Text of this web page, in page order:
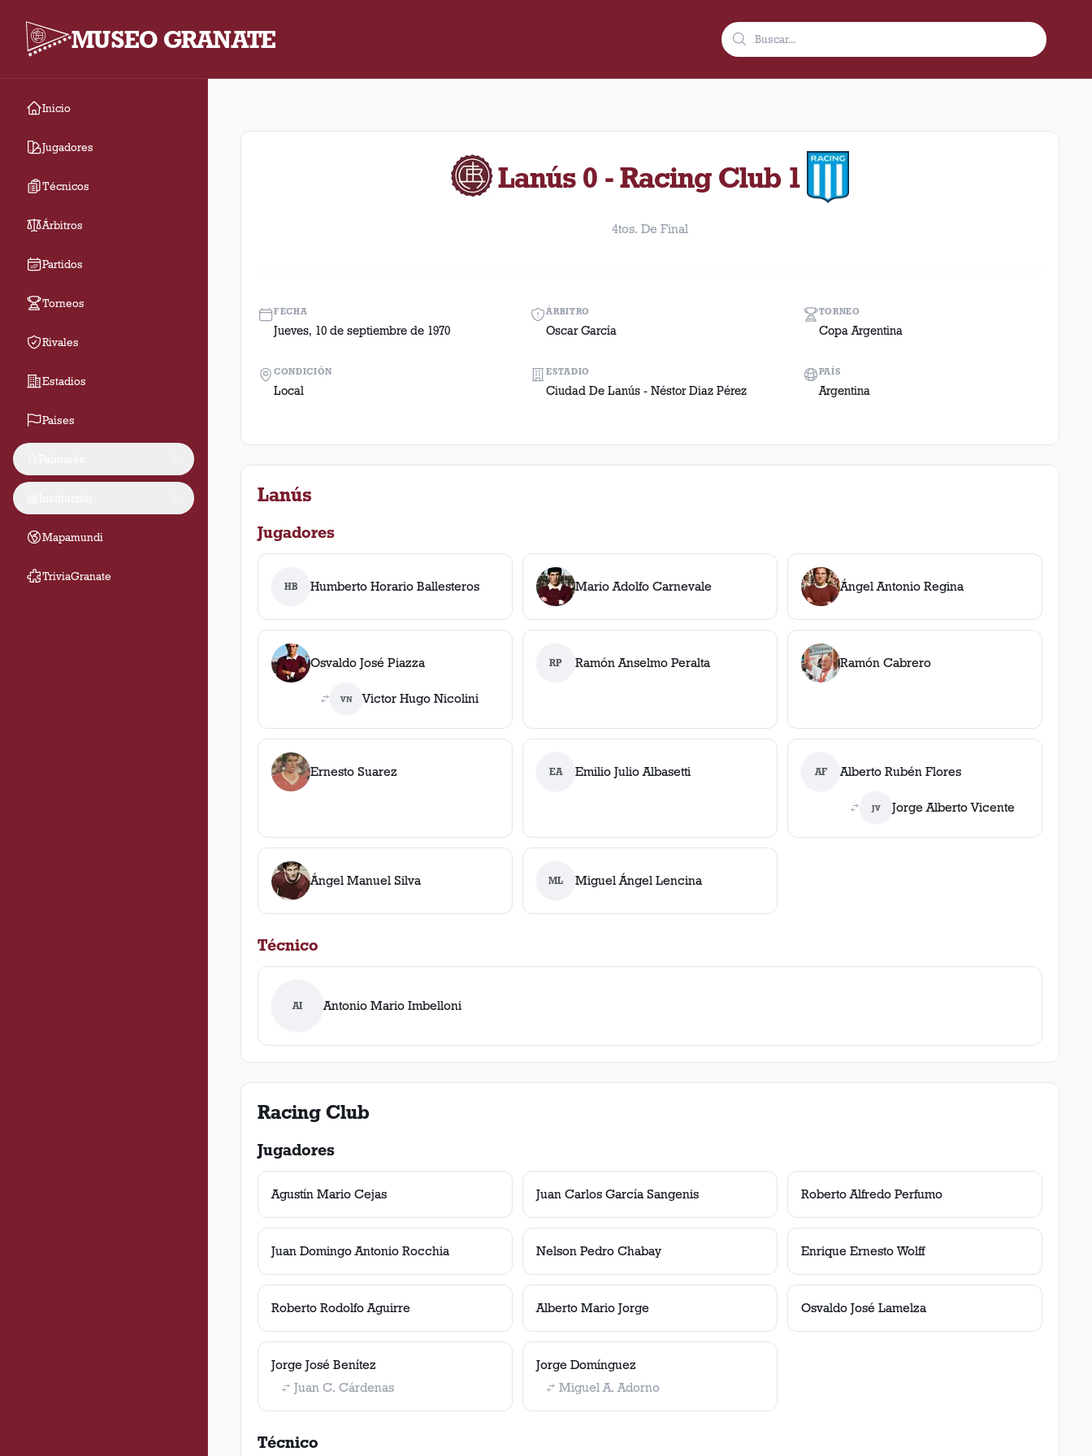
MUSEO GRANATE
Inicio
Jugadores
Técnicos
Árbitros
Partidos
Torneos
Rivales
Estadios
Países
Mapamundi
TriviaGranate
4tos. De Final. Partido entre Lanús y Racing Club disputado el Jueves, 10 de septiembre de 1970 en condición de local en el estadio Ciudad De
Lanús 0 - Racing Club 1
4tos. De Final
FECHA
Jueves, 10 de septiembre de 1970
ÁRBITRO
Oscar García
TORNEO
Copa Argentina
CONDICIÓN
Local
ESTADIO
Ciudad De Lanús - Néstor Diaz Pérez
PAÍS
Argentina
Lanús
Jugadores
HB Humberto Horario Ballesteros Mario Adolfo Carnevale Ángel Antonio Regina
Osvaldo José Piazza
VN Victor Hugo Nicolini
RP Ramón Anselmo Peralta Ramón Cabrero
Ernesto Suarez EA Emilio Julio Albasetti AF Alberto Rubén Flores
JV Jorge Alberto Vicente
Ángel Manuel Silva ML Miguel Ángel Lencina
Técnico
AI Antonio Mario Imbelloni
Racing Club
Jugadores
Agustín Mario Cejas Juan Carlos García Sangenis Roberto Alfredo Perfumo
Juan Domingo Antonio Rocchia Nelson Pedro Chabay Enrique Ernesto Wolff
Roberto Rodolfo Aguirre Alberto Mario Jorge Osvaldo José Lamelza
Jorge José Benítez
Juan C. Cárdenas
Jorge Domínguez
Miguel A. Adorno
Técnico